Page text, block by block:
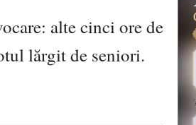
alte cinci ore de
lărgit de seniori.